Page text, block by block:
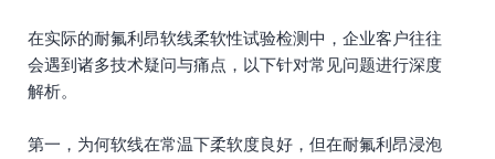
在实际的耐氟利昂软线柔软性试验检测中，企业客户往往
会遇到诸多技术疑问与痛点，以下针对常见问题进行深度
解析。
第一，为何软线在常温下柔软度良好，但在耐氟利昂浸泡